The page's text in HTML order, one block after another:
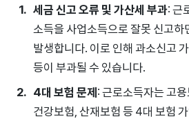
세금 신고 오류 및 가산세 부과: 근
소득을 사업소득으로 잘못 신고하
발생합니다. 이로 인해 과소신고
등이 부과될 수 있습니다.
4대 보험 문제: 근로소득자는 고
건강보험, 산재보험 등 4대 보험